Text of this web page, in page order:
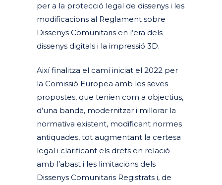
per a la protecció legal de dissenys i les
modificacions al Reglament sobre
Dissenys Comunitaris en l’era dels
dissenys digitals i la impressió 3D.
Així finalitza el camí iniciat el 2022 per
la Comissió Europea amb les seves
propostes, que tenien com a objectius,
d’una banda, modernitzar i millorar la
normativa existent, modificant normes
antiquades, tot augmentant la certesa
legal i clarificant els drets en relació
amb l’abast i les limitacions dels
Dissenys Comunitaris Registrats i, de